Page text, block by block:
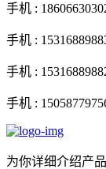
手机 :
手机 :
手机 :
手机 :
为你详细介绍产